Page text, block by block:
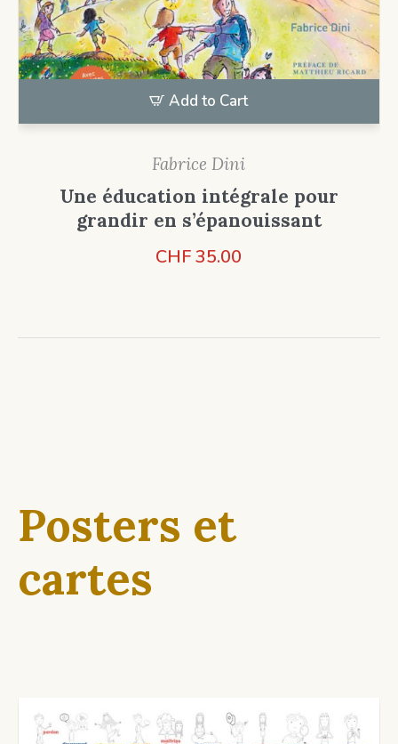
Add to Cart
Fabrice Dini
Une éducation intégrale pour
grandir en s’épanouissant
CHF 35.00
Posters et
cartes